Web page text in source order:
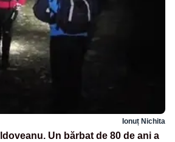
Ionuț Nichita
Un bărbat de 80 de ani a